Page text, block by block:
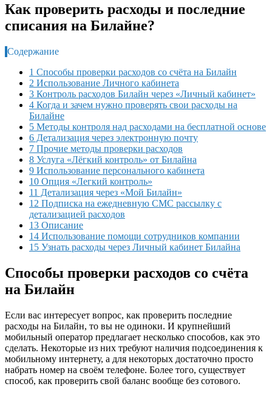
Как проверить расходы и последние
списания на Билайне?
Содержание
1 Способы проверки расходов со счёта на Билайн
2 Использование Личного кабинета
3 Контроль расходов Билайн через «Личный кабинет»
4 Когда и зачем нужно проверять свои расходы на
Билайне
5 Методы контроля над расходами на бесплатной основе
6 Детализация через электронную почту
7 Прочие методы проверки расходов
8 Услуга «Лёгкий контроль» от Билайна
9 Использование персонального кабинета
10 Опция «Легкий контроль»
11 Детализация через «Мой Билайн»
12 Подписка на ежедневную СМС рассылку с
детализацией расходов
13 Описание
14 Использование помощи сотрудников компании
15 Узнать расходы через Личный кабинет Билайна
Способы проверки расходов со счёта
на Билайн
Если вас интересует вопрос, как проверить последние
расходы на Билайн, то вы не одиноки. И крупнейший
мобильный оператор предлагает несколько способов, как это
сделать. Некоторые из них требуют наличия подсоединения к
мобильному интернету, а для некоторых достаточно просто
набрать номер на своём телефоне. Более того, существует
способ, как проверить свой баланс вообще без сотового.